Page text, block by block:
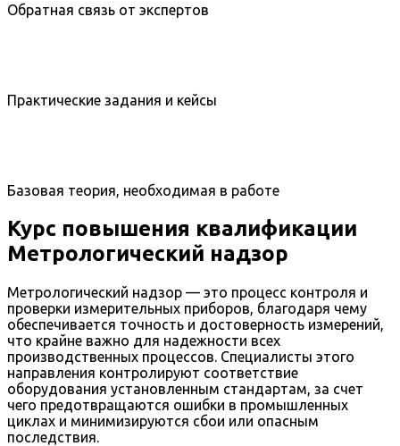
Обратная связь от экспертов
Практические задания и кейсы
Базовая теория, необходимая в работе
Курс повышения квалификации
Метрологический надзор
Метрологический надзор — это процесс контроля и
проверки измерительных приборов, благодаря чему
обеспечивается точность и достоверность измерений,
что крайне важно для надежности всех
производственных процессов. Специалисты этого
направления контролируют соответствие
оборудования установленным стандартам, за счет
чего предотвращаются ошибки в промышленных
циклах и минимизируются сбои или опасным
последствия.